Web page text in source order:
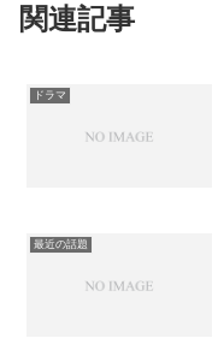
関連記事
ドラマ
最近の話題